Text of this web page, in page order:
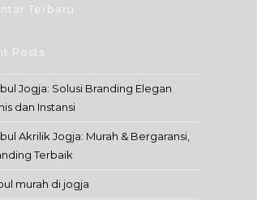
Terbaru
Posts
Jogja: Solusi Branding Elegan
dan Instansi
Akrilik Jogja: Murah & Bergaransi,
Terbaik
murah di jogja